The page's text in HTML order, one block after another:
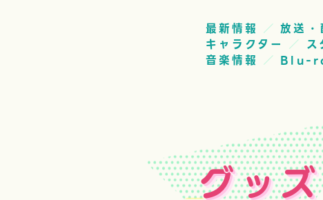
最新情報 放送・
キャラクター
ス
音楽情報
Blu-
グッズ